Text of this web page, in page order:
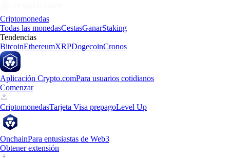
Criptomonedas
Todas las monedasCestasGanarStaking
Tendencias
BitcoinEthereumXRPDogecoinCronos
Aplicación Crypto.comPara usuarios cotidianos
Comenzar
CriptomonedasTarjeta Visa prepagoLevel Up
OnchainPara entusiastas de Web3
Obtener extensión